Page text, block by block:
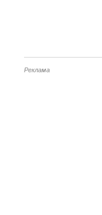
Реклама